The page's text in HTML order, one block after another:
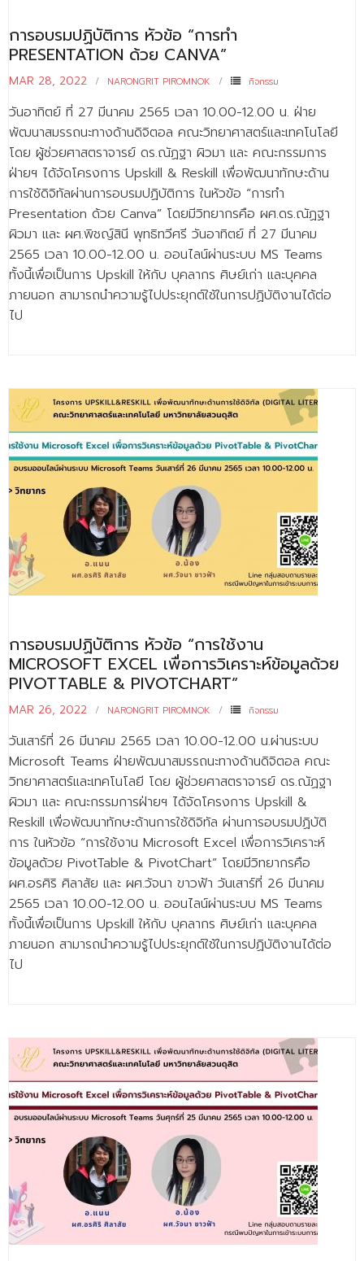
การอบรมปฏิบัติการ หัวข้อ “การทำ
PRESENTATION ด้วย CANVA”
MAR 28, 2022 NARONGRIT PIROMNOK กิจกรรม
วันอาทิตย์ ที่ 27 มีนาคม 2565 เวลา 10.00-12.00 น. ฝ่าย
พัฒนาสมรรถนะทางด้านดิจิตอล คณะวิทยาศาสตร์และเทคโนโลยี
โดย ผู้ช่วยศาสตราจารย์ ดร.ณัฏฐา ผิวมา และ คณะกรรมการ
ฝ่ายฯ ได้จัดโครงการ Upskill & Reskill เพื่อพัฒนาทักษะด้าน
การใช้ดิจิทัลผ่านการอบรมปฏิบัติการ ในหัวข้อ “การทำ
Presentation ด้วย Canva” โดยมีวิทยากรคือ ผศ.ดร.ณัฏฐา
ผิวมา และ ผศ.พิชญ์สินี พุทธิทวีศรี วันอาทิตย์ ที่ 27 มีนาคม
2565 เวลา 10.00-12.00 น. ออนไลน์ผ่านระบบ MS Teams
ทั้งนี้เพื่อเป็นการ Upskill ให้กับ บุคลากร ศิษย์เก่า และบุคคล
ภายนอก สามารถนำความรู้ไปประยุกต์ใช้ในการปฏิบัติงานได้ต่อ
ไป
การอบรมปฏิบัติการ หัวข้อ “การใช้งาน
MICROSOFT EXCEL เพื่อการวิเคราะห์ข้อมูลด้วย
PIVOTTABLE & PIVOTCHART”
MAR 26, 2022 NARONGRIT PIROMNOK กิจกรรม
วันเสาร์ที่ 26 มีนาคม 2565 เวลา 10.00-12.00 น.ผ่านระบบ
Microsoft Teams ฝ่ายพัฒนาสมรรถนะทางด้านดิจิตอล คณะ
วิทยาศาสตร์และเทคโนโลยี โดย ผู้ช่วยศาสตราจารย์ ดร.ณัฏฐา
ผิวมา และ คณะกรรมการฝ่ายฯ ได้จัดโครงการ Upskill &
Reskill เพื่อพัฒนาทักษะด้านการใช้ดิจิทัล ผ่านการอบรมปฏิบัติ
การ ในหัวข้อ “การใช้งาน Microsoft Excel เพื่อการวิเคราะห์
ข้อมูลด้วย PivotTable & PivotChart” โดยมีวิทยากรคือ
ผศ.อรศิริ ศิลาสัย และ ผศ.วัจนา ขาวฟ้า วันเสาร์ที่ 26 มีนาคม
2565 เวลา 10.00-12.00 น. ออนไลน์ผ่านระบบ MS Teams
ทั้งนี้เพื่อเป็นการ Upskill ให้กับ บุคลากร ศิษย์เก่า และบุคคล
ภายนอก สามารถนำความรู้ไปประยุกต์ใช้ในการปฏิบัติงานได้ต่อ
ไป